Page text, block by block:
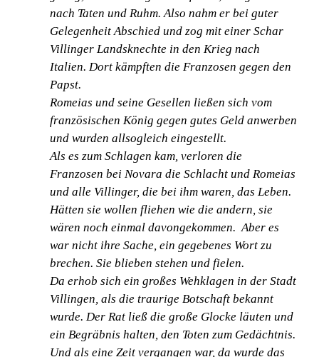
nach Taten und Ruhm. Also nahm er bei guter
Gelegenheit Abschied und zog mit einer Schar
Villinger Landsknechte in den Krieg nach
Italien. Dort kämpften die Franzosen gegen den
Papst.
Romeias und seine Gesellen ließen sich vom
französischen König gegen gutes Geld anwerben
und wurden allsogleich eingestellt.
Als es zum Schlagen kam, verloren die
Franzosen bei Novara die Schlacht und Romeias
und alle Villinger, die bei ihm waren, das Leben.
Hätten sie wollen fliehen wie die andern, sie
wären noch einmal davongekommen.Aber es
war nicht ihre Sache, ein gegebenes Wort zu
brechen. Sie blieben stehen und fielen.
Da erhob sich ein großes Wehklagen in der Stadt
Villingen, als die traurige Botschaft bekannt
wurde. Der Rat ließ die große Glocke läuten und
ein Begräbnis halten, den Toten zum Gedächtnis.
Und als eine Zeit vergangen war, da wurde das